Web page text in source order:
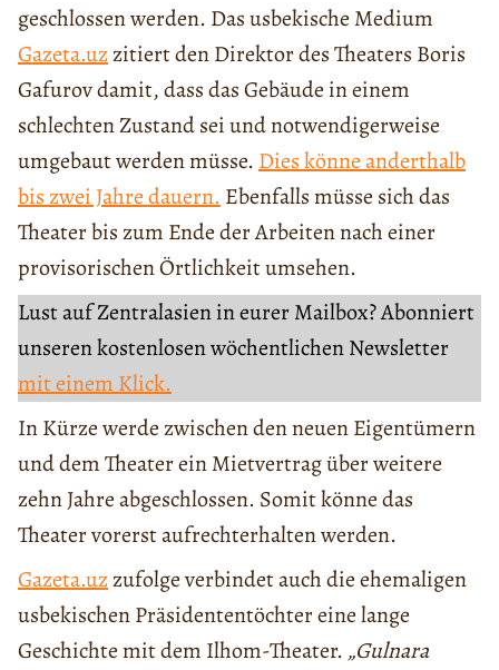
geschlossen werden. Das usbekische Medium
Gazeta.uzzitiert den Direktor des Theaters Boris
Gafurov damit, dass das Gebäude in einem
schlechten Zustand sei und notwendigerweise
umgebaut werden müsse. Dies könne anderthalb
bis zwei Jahre dauern. Ebenfalls müsse sich das
Theater bis zum Ende der Arbeiten nach einer
provisorischen Örtlichkeit umsehen.
Lust auf Zentralasien in eurer Mailbox? Abonniert
unseren kostenlosen wöchentlichen Newsletter
mit einem Klick.
In Kürze werde zwischen den neuen Eigentümern
und dem Theater ein Mietvertrag über weitere
zehn Jahre abgeschlossen. Somit könne das
Theater vorerst aufrechterhalten werden.
Gazeta.uzzufolge verbindet auch die ehemaligen
usbekischen Präsidententöchter eine lange
Geschichte mit dem Ilhom-Theater. „Gulnara